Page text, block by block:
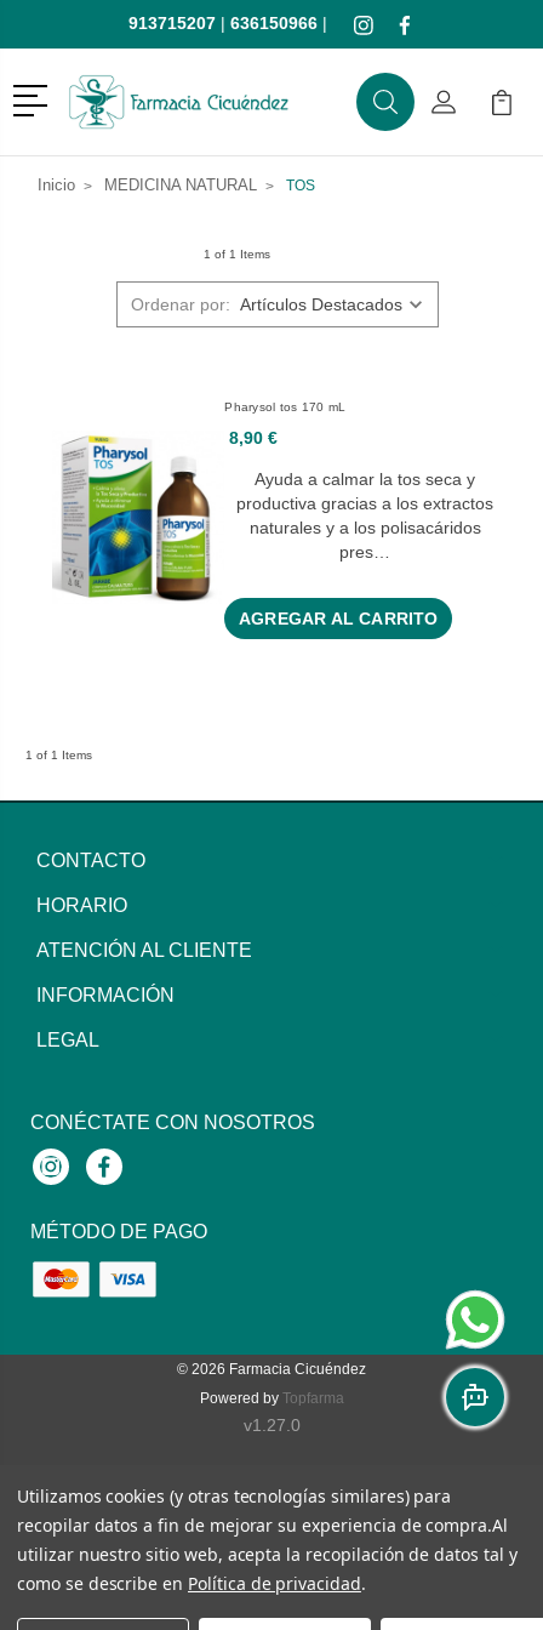
913715207 | 636150966 |
Menú
BuscarMi Cuenta
Mi
Inicio MEDICINA NATURAL TOS
1 of 1 Items
Ordenar por:
Pharysol tos 170 mL
8,90 €
Ayuda a calmar la tos seca y
productiva gracias a los extractos
naturales y a los polisacáridos
pres…
AGREGAR AL CARRITO
1 of 1 Items
CONTACTO
HORARIO
ATENCIÓN AL CLIENTE
INFORMACIÓN
LEGAL
CONÉCTATE CON NOSOTROS
InstagramFacebook
MÉTODO DE PAGO
© 2026 Farmacia Cicuéndez
Powered by Topfarma
v1.27.0
Utilizamos cookies (y otras tecnologías similares) para
recopilar datos a fin de mejorar su experiencia de compra.Al
utilizar nuestro sitio web, acepta la recopilación de datos tal y
como se describe en Política de privacidad.